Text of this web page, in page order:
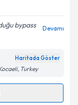
Aydınlatma
belirtilen
bypass
Devamı
Haritada Göster
Turkey